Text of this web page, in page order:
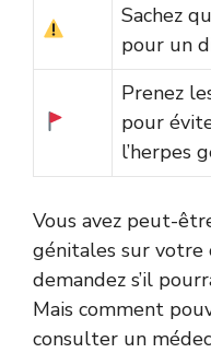
Sachez
pour un
Prenez
pour
l’herpes
Vous avez peut-
génitales sur votre
demandez s’il
Mais comment
consulter un